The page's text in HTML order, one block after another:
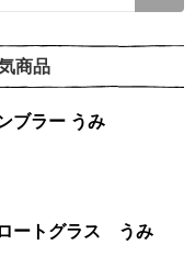
商品
ノラネコぐんだん タンブラー うみ
コぐんだん フロートグラス うみ